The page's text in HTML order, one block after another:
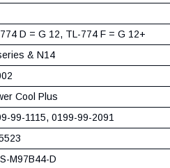
D = G 12, TL-774 F = G 12+
& N14
Cool Plus
99-1115, 0199-99-2091
M97B44-D